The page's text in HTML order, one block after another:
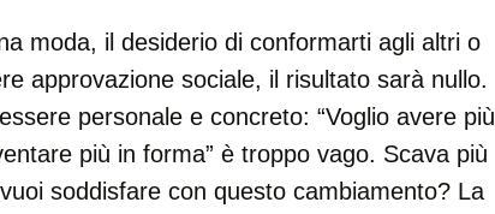
moda, il desiderio di conformarti agli altri o
approvazione sociale, il risultato sarà nullo.
personale e concreto: “Voglio avere più
più in forma” è troppo vago. Scava più
soddisfare con questo cambiamento? La